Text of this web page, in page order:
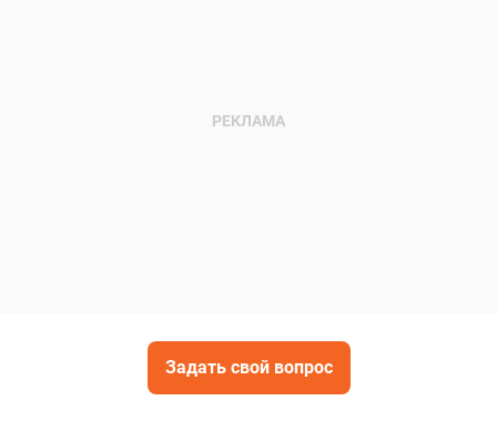
Задать свой вопрос